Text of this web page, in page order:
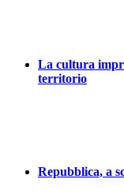
La cultura
territorio
Repubblica, a